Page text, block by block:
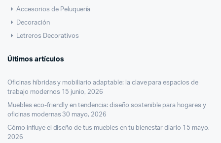
Accesorios de Peluquería
Decoración
Letreros Decorativos
Últimos artículos
Oficinas híbridas y mobiliario adaptable: la clave para espacios de
trabajo modernos 15 junio, 2026
Muebles eco-friendly en tendencia: diseño sostenible para hogares y
oficinas modernas 30 mayo, 2026
Cómo influye el diseño de tus muebles en tu bienestar diario 15 mayo,
2026